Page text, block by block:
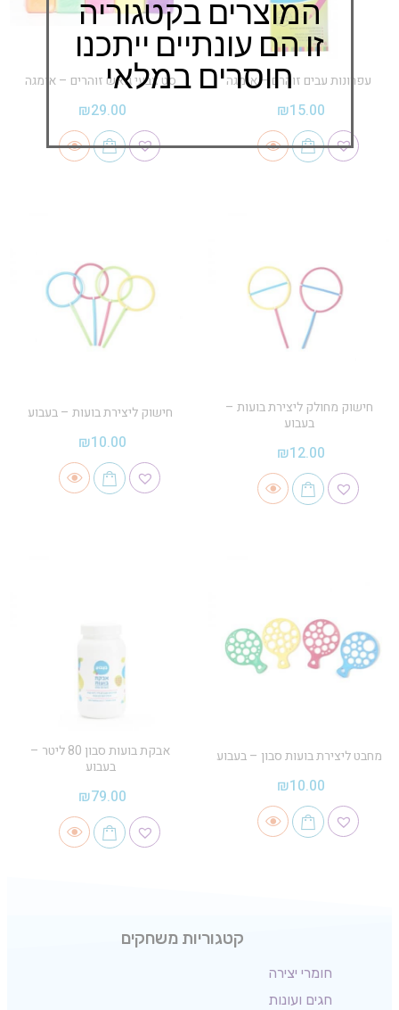
עפרונות עבים זוהרם – אומגה
₪15.00
סט צבעי גואש זוהרים – אומגה
₪29.00
חישוק מחולק ליצירת בועות –
בעבוע
₪12.00
חישוק ליצירת בועות – בעבוע
₪10.00
מחבט ליצירת בועות סבון – בעבוע
₪10.00
אבקת בועות סבון 80 ליטר –
בעבוע
₪79.00
קטגוריות משחקים
חומרי יצירה
חגים ועונות
המוצרים בקטגוריה
זו הם עונתיים ייתכנו
חוסרים במלאי